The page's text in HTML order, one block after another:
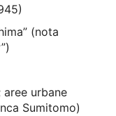
(nota
aree urbane
Sumitomo)